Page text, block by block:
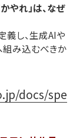
やれ」は、なぜ
し、生成AIや
組み込むべきか
docs/spe